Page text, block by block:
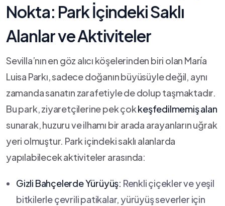
‌Nokta: Park İçindeki‌ Saklı
Alanlar ve⁣ Aktiviteler
Sevilla’nın⁢ en göz alıcı⁢ köşelerinden biri olan María
Luisa Parkı,⁢ sadece doğanın büyüsüyle değil,‍ aynı
⁣zamanda sanatın ‍zarafetiyle de dolup taşmaktadır.
Bu park, ziyaretçilerine pek çok⁤keşfedilmemiş alan
sunarak, huzuru ve ilhamı bir arada arayanların uğrak
yeri olmuştur. Park içindeki saklı alanlarda
yapılabilecek aktiviteler arasında:
Gizli Bahçelerde Yürüyüş: Renkli⁢ çiçekler ve yeşil
bitkilerle çevrili patikalar, yürüyüş ‌severler için